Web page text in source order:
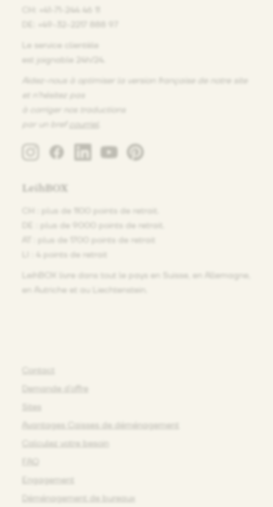
Le service clientèle
est joignable 24h/24.
Aidez-nous à optimiser la version française de notre site
et n’hésitez pas
à corriger nos traductions
par un bref
courriel
LeihBOX
CH : plus de 1100 points de retrait.
DE : plus de 9000 points de retrait.
AT : plus de 1700 points de retrait
LI : 4 points de retrait
LeihBOX livre dans tout le pays en Suisse, en Allemagne,
en Autriche et au Liechtenstein.
Demande d’offre
Sites
Avantages Caisses de déménagement
Calculez votre besoin
Engagement
Déménagement de bureaux